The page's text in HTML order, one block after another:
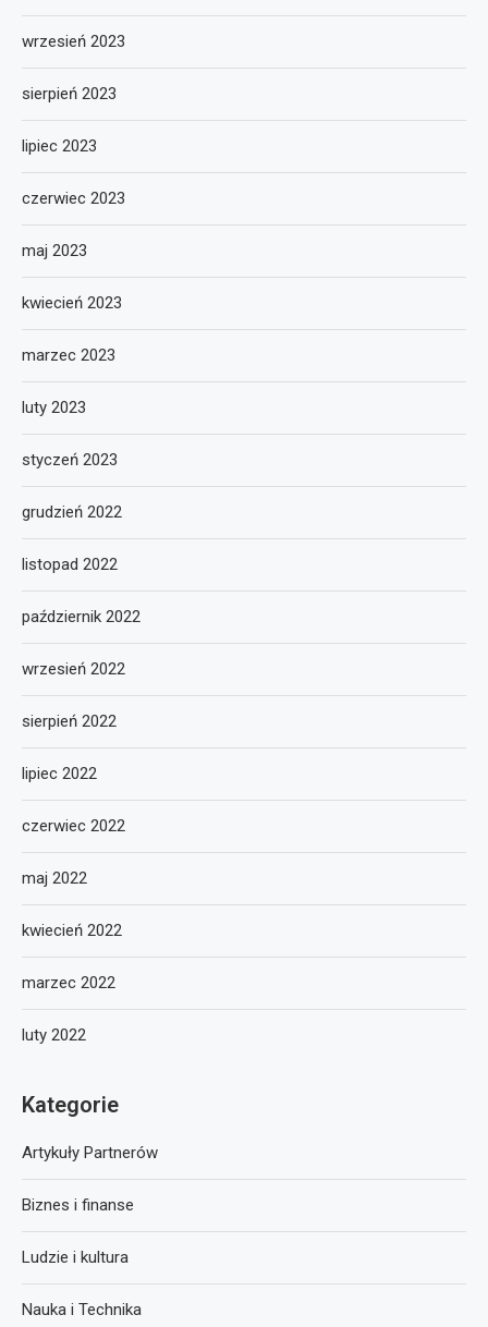
wrzesień 2023
sierpień 2023
lipiec 2023
czerwiec 2023
maj 2023
kwiecień 2023
marzec 2023
luty 2023
styczeń 2023
grudzień 2022
listopad 2022
październik 2022
wrzesień 2022
sierpień 2022
lipiec 2022
czerwiec 2022
maj 2022
kwiecień 2022
marzec 2022
luty 2022
Kategorie
Artykuły Partnerów
Biznes i finanse
Ludzie i kultura
Nauka i Technika